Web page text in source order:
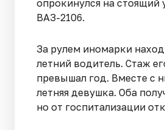
опрокинулся на стоящий
ВАЗ-2106.
За рулем иномарки
летний водитель. Стаж
превышал год. Вместе с
летняя девушка. Оба
но от госпитализации